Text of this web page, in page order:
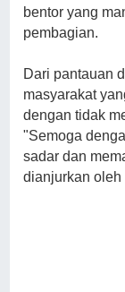
bentor yang
pembagian.
Dari pantauan
masyarakat
dengan tidak
"Semoga
sadar dan
dianjurkan oleh